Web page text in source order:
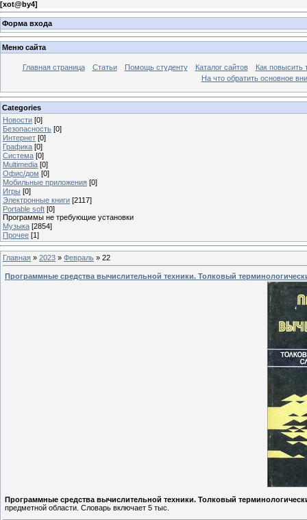
[xot@by4]
Форма входа
Меню сайта
Главная страница Статьи Помощь студенту Каталог сайтов
Как повысить
На что обратить основное
Categories
Новости [0]
Безопасность [0]
Интернет [0]
Графика [0]
Система [0]
Multimedia [0]
Офис/дом [0]
Мобильные приложения [0]
Игры [0]
Электронные книги [2117]
Portable soft [0]
Программы не требующие установки
Музыка [2854]
Прочее [1]
Главная » 2023 » Февраль » 22
Программные средства вычислительной техники. Толковый
Программные средства вычислительной техники. Толковый
предметной области. Словарь включает 5 тыс.